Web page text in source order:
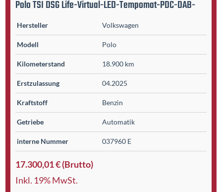
Polo TSI DSG Life-Virtual-LED-Tempomat-PDC-DAB-
Hersteller Volkswagen
Modell Polo
Kilometer­stand 18.900 km
Erst­zulassung 04.2025
Kraftstoff Benzin
Getriebe Automatik
interne Nummer 037960 E
17.300,01 € (Brutto)
Inkl. 19% MwSt.